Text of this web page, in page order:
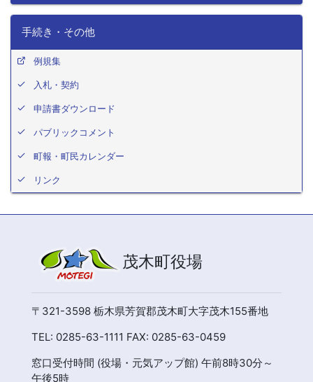
手続き・その他
例規集
入札・契約
申請書ダウンロード
パブリックコメント
町報・町民カレンダー
リンク
茂木町役場
〒321-3598 栃木県芳賀郡茂木町大字茂木155番地
TEL: 0285-63-1111 FAX: 0285-63-0459
窓口受付時間 (役場・元気アップ館) 午前8時30分～
午後5時